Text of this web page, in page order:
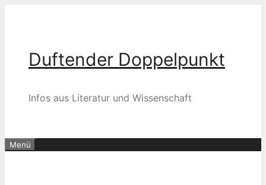
Duftender Doppelpunkt
Infos aus Literatur und Wissenschaft
Menü